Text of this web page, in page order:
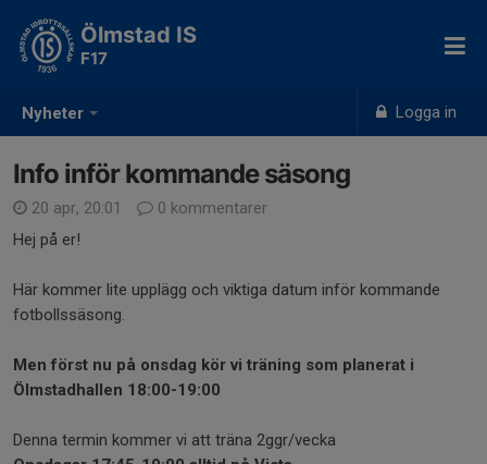
Nyheter Logga in
Ölmstad IS
F17
Info inför kommande säsong
20 apr, 20:01
0 kommentarer
Hej på er!
Här kommer lite upplägg och viktiga datum inför kommande
fotbollssäsong.
Men först nu på onsdag kör vi träning som planerat i
Ölmstadhallen 18:00-19:00
Denna termin kommer vi att träna 2ggr/vecka